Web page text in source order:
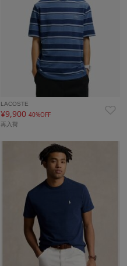
LACOSTE
¥9,90040%OFF
再入荷